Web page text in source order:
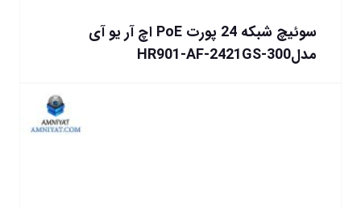
سوئیچ شبکه 24 پورت PoE اچ آر یو آی
مدلHR901-AF-2421GS-300